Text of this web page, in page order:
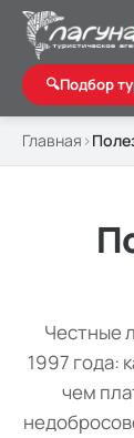
🔍Подбор
Главная
Честные
1997 года:
чем